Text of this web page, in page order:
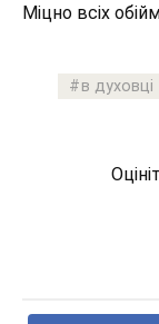
Міцно всіх
в духовці